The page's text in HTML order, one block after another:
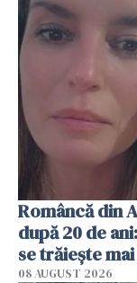
Româncă din
după 20 de
se trăiește
08 AUGUST 2026